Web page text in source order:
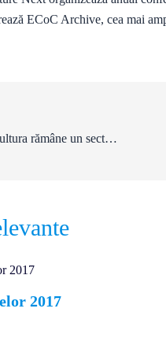
ECoC Archive, cea mai
Raportul Re:form 2025: cultura rămâne un sector fragil, marcat de dependență și lipsa protecției sociale
2017